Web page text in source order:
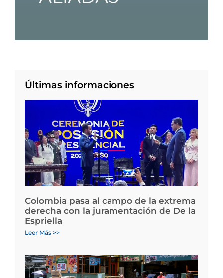
Últimas informaciones
Colombia pasa al campo de la extrema
derecha con la juramentación de De la
Espriella
Leer Más >>